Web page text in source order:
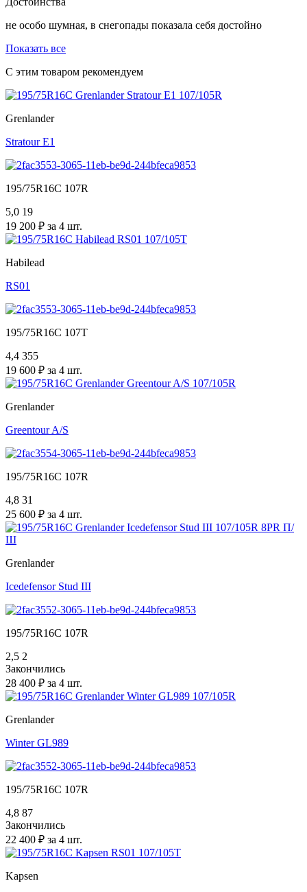
не особо шумная, в снегопады показала себя достойно
Показать все
С этим товаром рекомендуем
Grenlander
Stratour E1
195/75R16C 107R
5,0 19
19 200 ₽ за 4 шт.
Habilead
RS01
195/75R16C 107T
4,4 355
19 600 ₽ за 4 шт.
Grenlander
Greentour A/S
195/75R16C 107R
4,8 31
25 600 ₽ за 4 шт.
Grenlander
Icedefensor Stud III
195/75R16C 107R
2,5 2
Закончились
28 400 ₽ за 4 шт.
Grenlander
Winter GL989
195/75R16C 107R
4,8 87
Закончились
22 400 ₽ за 4 шт.
Kapsen